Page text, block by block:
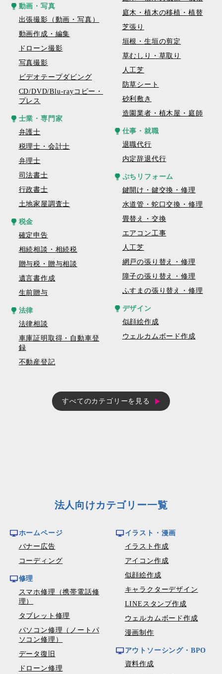
動画・写真
出張撮影（動画・写真）
動画作成・編集
ドローン撮影
写真撮影
ビデオテープダビング
CD/DVD/Blu-rayコピー・
プレス
士業・専門家
弁護士
税理士・会計士
弁理士
司法書士
行政書士
土地家屋調査士
税金
確定申告
相続相談・相続税
贈与税・贈与相談
遺言書作成
生前贈与
法律
法律相談
車庫証明取得・自動車登
録
不動産登記
庭木・植木の移植・植替
芝張り
垣根・生垣の剪定
草むしり・草取り
人工芝
防草シート
砂利敷き
造園業者・植木屋・庭師
仕事・就職
退職代行
内定辞退代行
ぷちリフォーム
鍵開け・鍵交換・修理
水道管・蛇口交換・修理
畳替え・交換
エアコン工事
人工芝
網戸の張り替え・修理
障子の張り替え・修理
ふすまの張り替え・修理
デザイン
似顔絵作成
ウェルカムボード作成
すべてのカテゴリーを見る
法人向けカテゴリー一覧
ホームページ
バナー広告
コーディング
修理
スマホ修理（携帯電話修
理）
タブレット修理
パソコン修理（ノートパ
ソコン修理）
データ復旧
ドローン修理
イラスト・漫画
イラスト作成
アイコン作成
似顔絵作成
キャラクターデザイン
LINEスタンプ作成
ウェルカムボード作成
漫画制作
アウトソーシング・BPO
資料作成